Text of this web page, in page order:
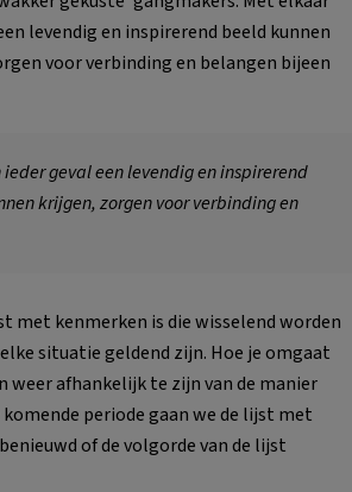
levendig en inspirerend beeld kunnen
voor verbinding en belangen bijeen
geval een levendig en inspirerend
krijgen, zorgen voor verbinding en
met kenmerken is die wisselend worden
situatie geldend zijn. Hoe je omgaat
afhankelijk te zijn van de manier
periode gaan we de lijst met
of de volgorde van de lijst